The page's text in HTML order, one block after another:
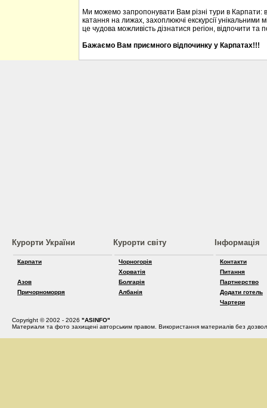
Ми можемо запропонувати Вам різні тури в Карпати:
катання на лижах, захоплюючі екскурсії
це чудова можливість дізнатися регіон, відпочити та
Бажаємо Вам приємного відпочинку у Карпатах!!!
Курорти України
Карпати
Азов
Причорноморря
Курорти світу
Чорногорія
Хорватія
Болгарія
Албанія
Інформація
Контакти
Питання
Партнерство
Додати готель
Чартери
Copyright © 2002 - 2026 "ASINFO"
Материали та фото захищені авторським правом. Використання материалів без